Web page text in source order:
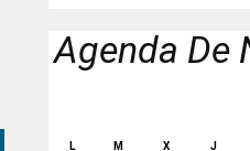
Agenda De
L M X J